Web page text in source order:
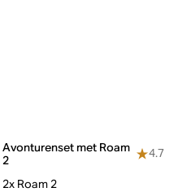
Avonturenset met Roam
2
4.7
2x Roam 2